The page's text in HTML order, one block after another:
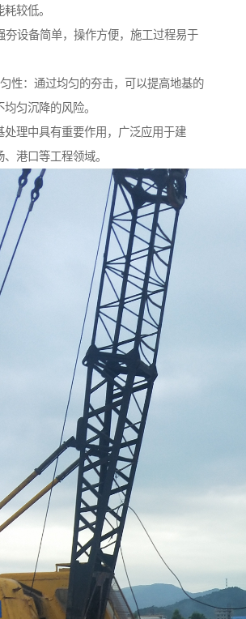
较低。
夯设备简单，操作方便，施工过程易于
性：通过均匀的夯击，可以提高地基的
匀沉降的风险。
处理中具有重要作用，广泛应用于建
港口等工程领域。